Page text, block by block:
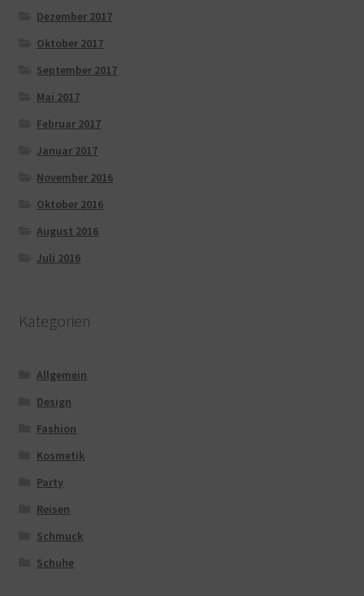
Dezember 2017
Oktober 2017
September 2017
Mai 2017
Februar 2017
Januar 2017
November 2016
Oktober 2016
August 2016
Juli 2016
Kategorien
Allgemein
Design
Fashion
Kosmetik
Party
Reisen
Schmuck
Schuhe